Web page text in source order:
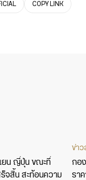
COPY LINK
เยน ญี่ปุ่น ขณะที่
ร็จสิ้น สะท้อนความ
ข่าว
กอ
รา